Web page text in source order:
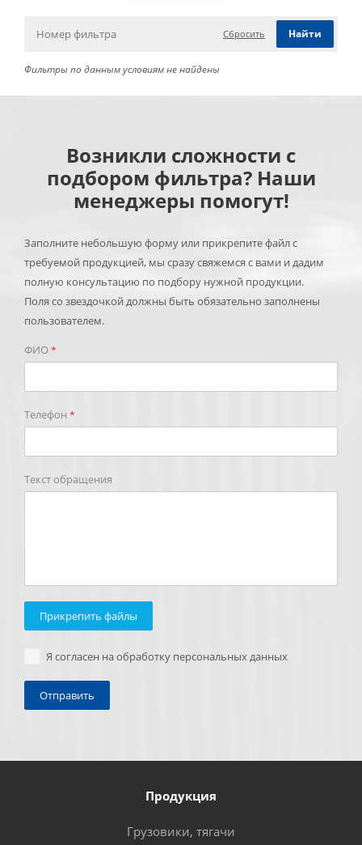
Сбросить
Фильтры по данным условиям не найдены
Возникли сложности с
подбором фильтра? Наши
менеджеры помогут!
Заполните небольшую форму или прикрепите файл с
требуемой продукцией, мы сразу свяжемся с вами и дадим
полную консультацию по подбору нужной продукции.
Поля со звездочкой должны быть обязательно заполнены
пользователем.
ФИО*
Телефон *
Текст обращения
Прикрепить файлы
Я согласен на обработку персональных данных
Продукция
Грузовики, тягачи